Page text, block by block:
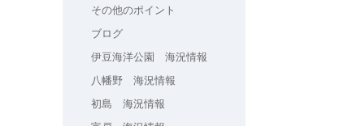
その他のポイント
ブログ
伊豆海洋公園 海況情報
八幡野 海況情報
初島 海況情報